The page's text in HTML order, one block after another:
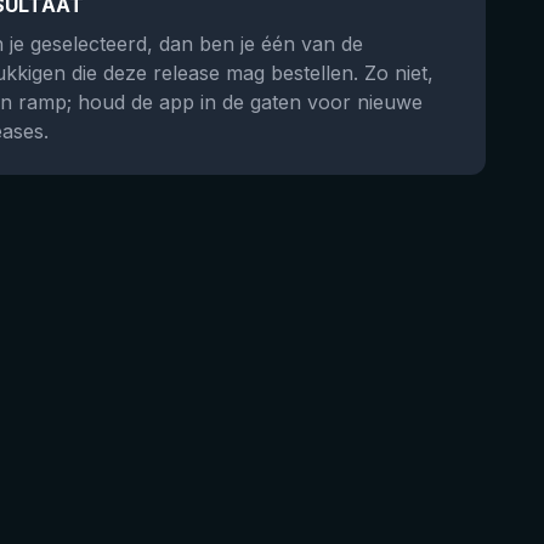
je geselecteerd, dan ben je één van de
die deze release mag bestellen. Zo niet,
ramp; houd de app in de gaten voor nieuwe